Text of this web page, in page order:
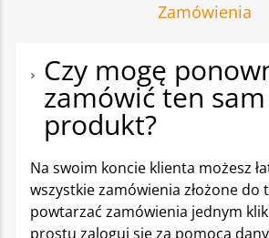
Zamówienia
Czy mogę
zamówić ten sam
produkt?
Na swoim koncie klienta możesz
wszystkie zamówienia złożone do
powtarzać zamówienia jednym
prostu zaloguj się za pomocą